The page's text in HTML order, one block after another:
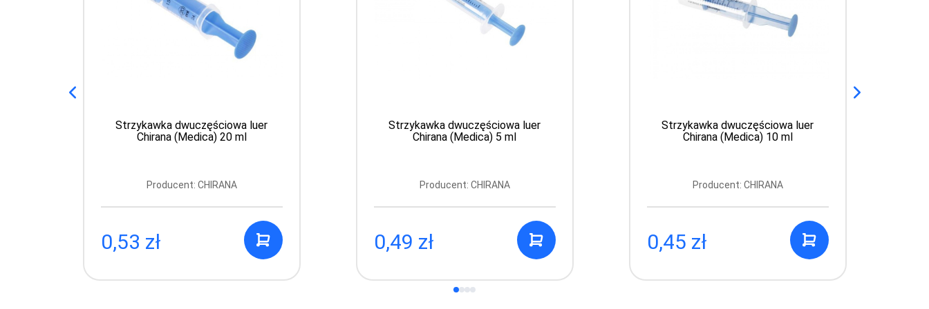
Strzykawka dwuczęściowa luer
Chirana (Medica) 20 ml
Producent: CHIRANA
0,53 zł
Strzykawka dwuczęściowa luer
Chirana (Medica) 5 ml
Producent: CHIRANA
0,49 zł
Strzykawka dwuczęściowa luer
Chirana (Medica) 10 ml
Producent: CHIRANA
0,45 zł